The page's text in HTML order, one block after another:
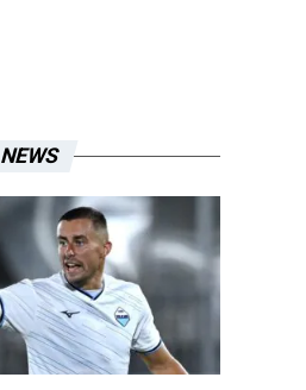
NEWS